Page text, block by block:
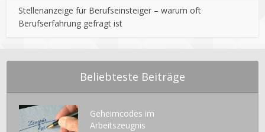
Stellenanzeige für Berufseinsteiger – warum oft
Berufserfahrung gefragt ist
Beliebteste Beiträge
Geheimcodes im
Arbeitszeugnis